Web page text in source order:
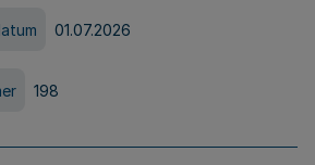
01.07.2026
198